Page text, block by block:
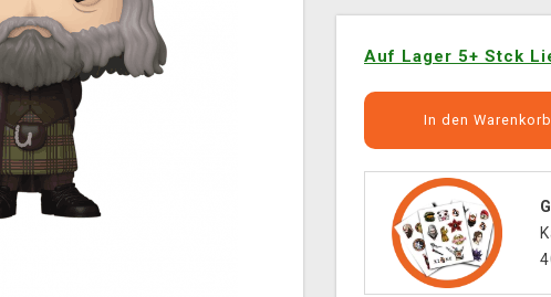
Auf Lager 5+ Stck
In den Warenkorb